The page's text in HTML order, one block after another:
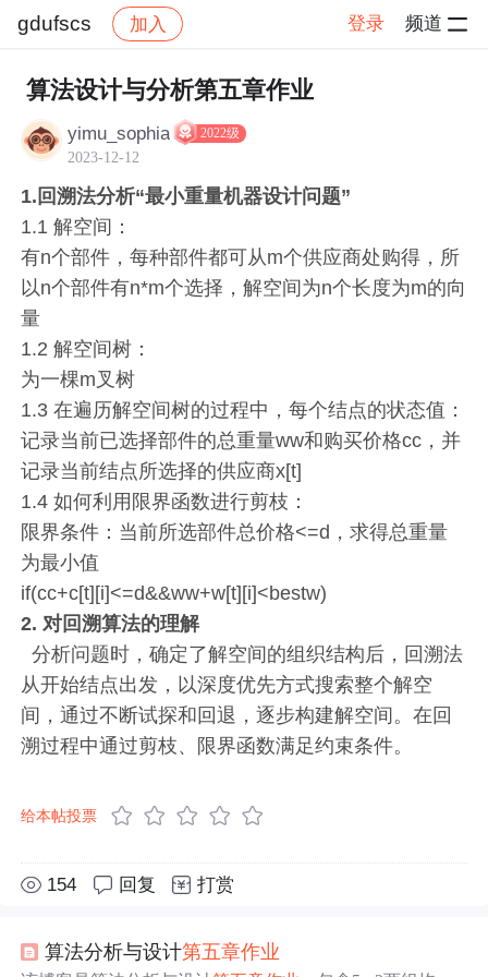
gdufscs 加入 登录 频道
社区 gdufscs 作业提交 帖子详情
算法设计与分析第五章作业
yimu_sophia 2022级
2023-12-12
1.回溯法分析“最小重量机器设计问题”
1.1 解空间：
有n个部件，每种部件都可从m个供应商处购得，所
以n个部件有n*m个选择，解空间为n个长度为m的向
量
1.2 解空间树：
为一棵m叉树
1.3 在遍历解空间树的过程中，每个结点的状态值：
记录当前已选择部件的总重量ww和购买价格cc，并
记录当前结点所选择的供应商x[t]
1.4 如何利用限界函数进行剪枝：
限界条件：当前所选部件总价格<=d，求得总重量
为最小值
if(cc+c[t][i]<=d&&ww+w[t][i]<bestw)
2. 对回溯算法的理解
分析问题时，确定了解空间的组织结构后，回溯法
从开始结点出发，以深度优先方式搜索整个解空
间，通过不断试探和回退，逐步构建解空间。在回
溯过程中通过剪枝、限界函数满足约束条件。
给本帖投票
154 回复 打赏
算法分析与设计第五章作业